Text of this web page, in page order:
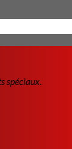
spéciaux.